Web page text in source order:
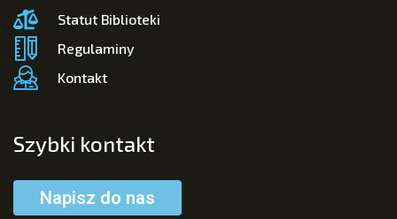
Statut Biblioteki
Regulaminy
Kontakt
Szybki kontakt
Napisz do nas